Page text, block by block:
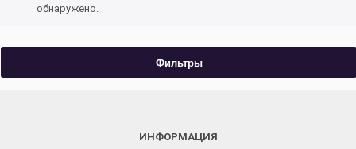
обнаружено.
Фильтры
ИНФОРМАЦИЯ